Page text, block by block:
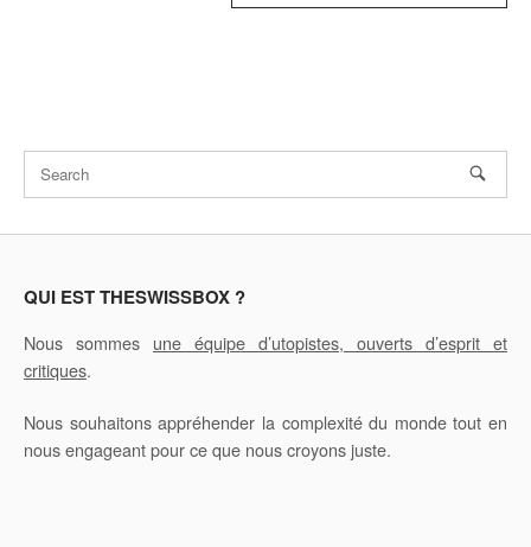
QUI EST THESWISSBOX ?
Nous sommes une équipe d’utopistes, ouverts d’esprit et
critiques.
Nous souhaitons appréhender la complexité du monde tout en
nous engageant pour ce que nous croyons juste.